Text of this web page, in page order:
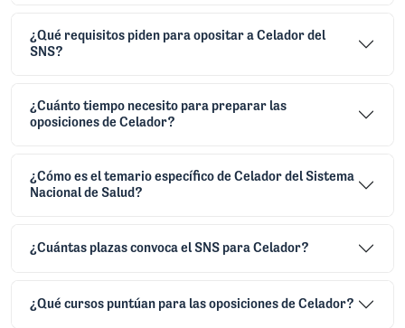
¿Qué requisitos piden para opositar a Celador del
SNS?
¿Cuánto tiempo necesito para preparar las
oposiciones de Celador?
¿Cómo es el temario específico de Celador del Sistema
Nacional de Salud?
¿Cuántas plazas convoca el SNS para Celador?
¿Qué cursos puntúan para las oposiciones de Celador?